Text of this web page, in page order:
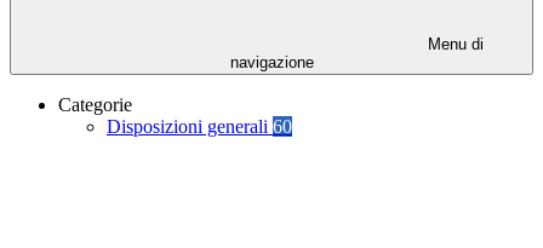
Menu di
navigazione
Categorie
Disposizioni generali 60